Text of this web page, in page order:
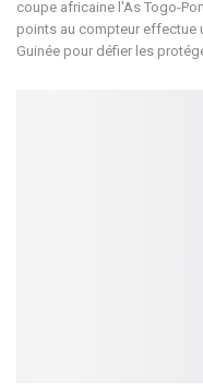
coupe africaine l'As Togo-
points au compteur effectue
Guinée pour défier les